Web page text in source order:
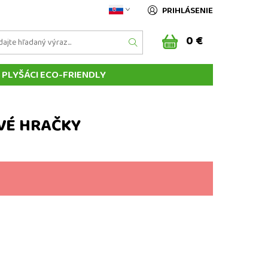
PRIHLÁSENIE
0 €
PLYŠÁCI ECO-FRIENDLY
OBJEDNÁVKA
HRAČKY